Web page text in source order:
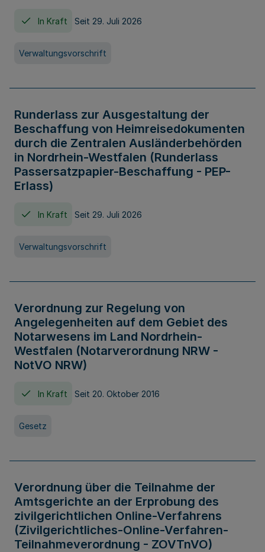
In Kraft Seit 29. Juli 2026
Verwaltungsvorschrift
Runderlass zur Ausgestaltung der
Beschaffung von Heimreisedokumenten
durch die Zentralen Ausländerbehörden
in Nordrhein-Westfalen (Runderlass
Passersatzpapier-Beschaffung - PEP-
Erlass)
In Kraft Seit 29. Juli 2026
Verwaltungsvorschrift
Verordnung zur Regelung von
Angelegenheiten auf dem Gebiet des
Notarwesens im Land Nordrhein-
Westfalen (Notarverordnung NRW -
NotVO NRW)
In Kraft Seit 20. Oktober 2016
Gesetz
Verordnung über die Teilnahme der
Amtsgerichte an der Erprobung des
zivilgerichtlichen Online-Verfahrens
(Zivilgerichtliches-Online-Verfahren-
Teilnahmeverordnung - ZOVTnVO)